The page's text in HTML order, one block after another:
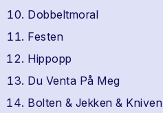
Dobbeltmoral
Festen
Hippopp
Du Venta På Meg
Bolten & Jekken & Kniven